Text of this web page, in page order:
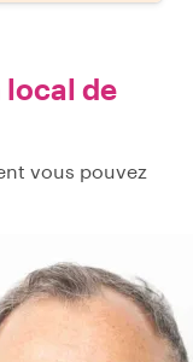
local de
vous pouvez